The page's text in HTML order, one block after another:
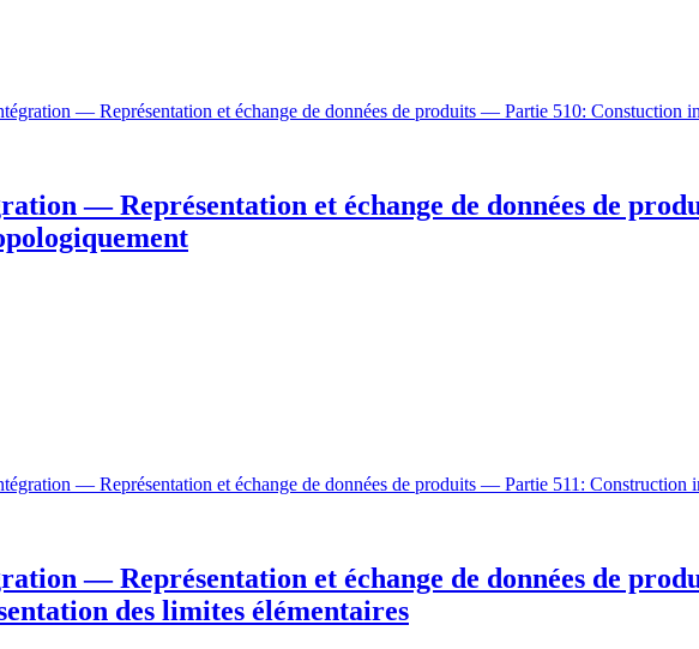
— Représentation et échange de données de produits — Partie 510: Constuction
— Représentation et échange de données de
— Représentation et échange de données de produits — Partie 511: Construction
— Représentation et échange de données de
des limites élémentaires